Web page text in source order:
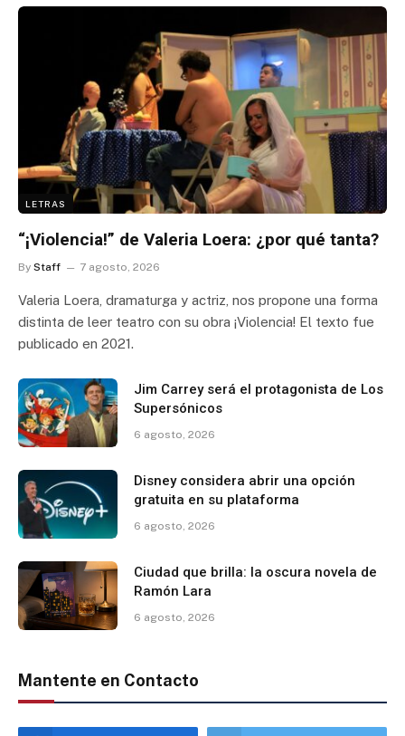
LETRAS
“¡Violencia!” de Valeria Loera: ¿por qué tanta?
By Staff 7 agosto, 2026
Valeria Loera, dramaturga y actriz, nos propone una forma
distinta de leer teatro con su obra ¡Violencia! El texto fue
publicado en 2021.
Jim Carrey será el protagonista de Los
Supersónicos
6 agosto, 2026
Disney considera abrir una opción
gratuita en su plataforma
6 agosto, 2026
Ciudad que brilla: la oscura novela de
Ramón Lara
6 agosto, 2026
Mantente en Contacto